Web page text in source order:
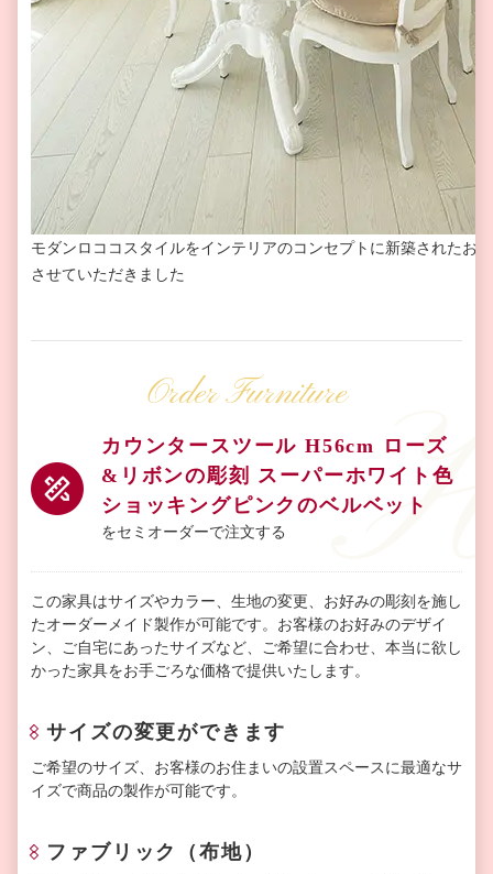
モダンロココスタイルをインテリアのコンセプトに新築されたお
させていただきました
Order Furniture
カウンタースツール H56cm ローズ
&リボンの彫刻 スーパーホワイト色
ショッキングピンクのベルベット
をセミオーダーで注文する
この家具はサイズやカラー、生地の変更、お好みの彫刻を施し
たオーダーメイド製作が可能です。お客様のお好みのデザイ
ン、ご自宅にあったサイズなど、ご希望に合わせ、本当に欲し
かった家具をお手ごろな価格で提供いたします。
サイズの変更ができます
ご希望のサイズ、お客様のお住まいの設置スペースに最適なサ
イズで商品の製作が可能です。
ファブリック（布地）